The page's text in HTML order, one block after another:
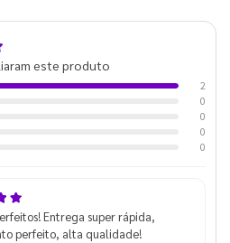
este produto
2
0
0
0
0
Entrega super rápida,
perfeito, alta qualidade!